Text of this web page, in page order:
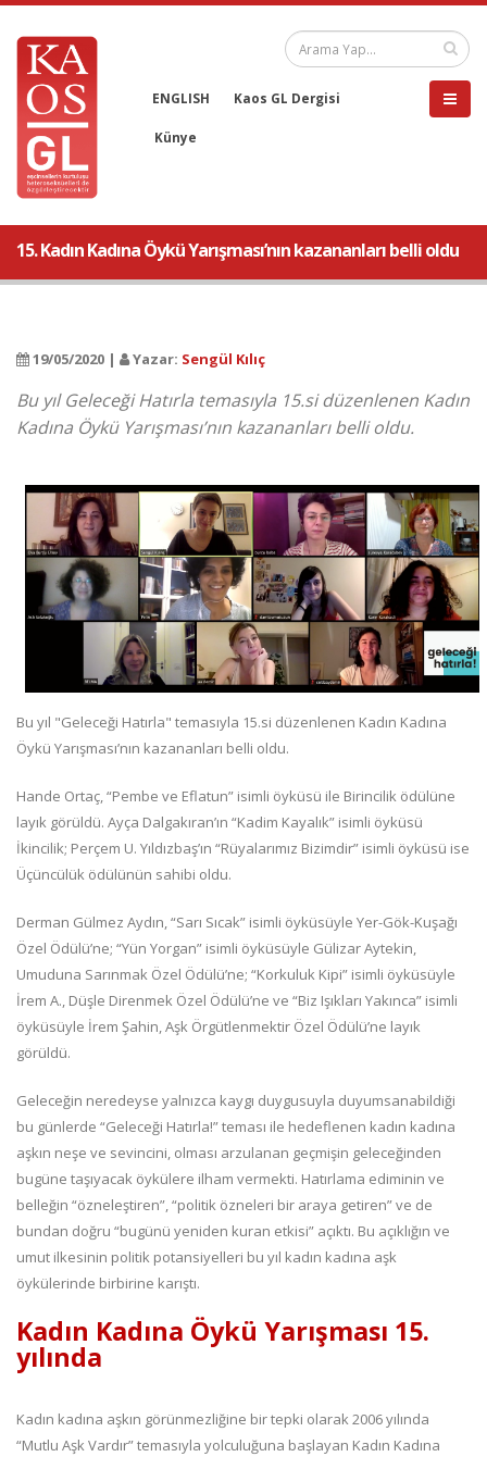
ENGLISH Kaos GL Dergisi
Künye
15. Kadın Kadına Öykü Yarışması’nın kazananları belli oldu
19/05/2020 | Yazar: Sengül Kılıç
Bu yıl Geleceği Hatırla temasıyla 15.si düzenlenen Kadın
Kadına Öykü Yarışması’nın kazananları belli oldu.
Bu yıl "Geleceği Hatırla" temasıyla 15.si düzenlenen Kadın Kadına
Öykü Yarışması’nın kazananları belli oldu.
Hande Ortaç, “Pembe ve Eflatun” isimli öyküsü ile Birincilik ödülüne
layık görüldü. Ayça Dalgakıran’ın “Kadim Kayalık” isimli öyküsü
İkincilik; Perçem U. Yıldızbaş’ın “Rüyalarımız Bizimdir” isimli öyküsü ise
Üçüncülük ödülünün sahibi oldu.
Derman Gülmez Aydın, “Sarı Sıcak” isimli öyküsüyle Yer-Gök-Kuşağı
Özel Ödülü’ne; “Yün Yorgan” isimli öyküsüyle Gülizar Aytekin,
Umuduna Sarınmak Özel Ödülü’ne; “Korkuluk Kipi” isimli öyküsüyle
İrem A., Düşle Direnmek Özel Ödülü’ne ve “Biz Işıkları Yakınca” isimli
öyküsüyle İrem Şahin, Aşk Örgütlenmektir Özel Ödülü’ne layık
görüldü.
Geleceğin neredeyse yalnızca kaygı duygusuyla duyumsanabildiği
bu günlerde “Geleceği Hatırla!” teması ile hedeflenen kadın kadına
aşkın neşe ve sevincini, olması arzulanan geçmişin geleceğinden
bugüne taşıyacak öykülere ilham vermekti. Hatırlama ediminin ve
belleğin “özneleştiren”, “politik özneleri bir araya getiren” ve de
bundan doğru “bugünü yeniden kuran etkisi” açıktı. Bu açıklığın ve
umut ilkesinin politik potansiyelleri bu yıl kadın kadına aşk
öykülerinde birbirine karıştı.
Kadın Kadına Öykü Yarışması 15.
yılında
Kadın kadına aşkın görünmezliğine bir tepki olarak 2006 yılında
“Mutlu Aşk Vardır” temasıyla yolculuğuna başlayan Kadın Kadına